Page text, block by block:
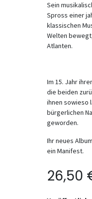
Sein
Spross einer
klassischen
Welten
Atlanten.
Im 15. Jahr
die beiden
ihnen sowieso
bürgerlichen
geworden.
Ihr neues Album
ein Manifest.
26,50